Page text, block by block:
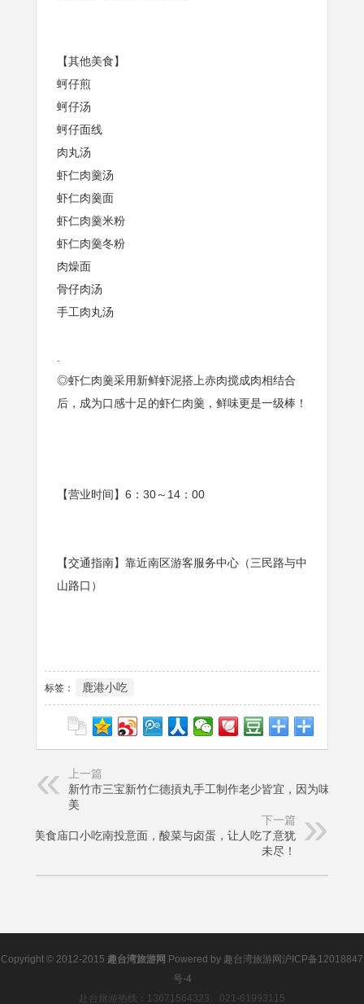
【其他美食】
蚵仔煎
蚵仔汤
蚵仔面线
肉丸汤
虾仁肉羹汤
虾仁肉羹面
虾仁肉羹米粉
虾仁肉羹冬粉
肉燥面
骨仔肉汤
手工肉丸汤
◎虾仁肉羹采用新鲜虾泥搭上赤肉搅成肉相结合
后，成为口感十足的虾仁肉羹，鲜味更是一级棒！
【营业时间】6：30～14：00
【交通指南】靠近南区游客服务中心（三民路与中
山路口）
标签： 鹿港小吃
上一篇
新竹市三宝新竹仁德摃丸手工制作老少皆宜，因为味道鲜
美
下一篇
草屯美食庙口小吃南投意面，酸菜与卤蛋，让人吃了意犹
未尽！
Copyright © 2012-2015 趣台湾旅游网 Powered by 趣台湾旅游网沪ICP备12018847
号-4
赴台旅游热线：13671564323、021-61993115